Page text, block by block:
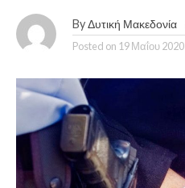
By Δυτική Μακεδονία
Posted on 19 Μαΐου 2020